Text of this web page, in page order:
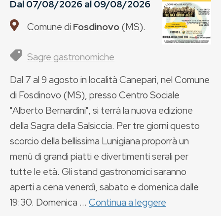
Dal07/08/2026al09/08/2026
Comune di Fosdinovo(MS).
Sagre gastronomiche
Dal 7 al 9 agosto in località Canepari, nel Comune
di Fosdinovo (MS), presso Centro Sociale
"Alberto Bernardini", si terrà la nuova edizione
della Sagra della Salsiccia. Per tre giorni questo
scorcio della bellissima Lunigiana proporrà un
menù di grandi piatti e divertimenti serali per
tutte le età. Gli stand gastronomici saranno
aperti a cena venerdì, sabato e domenica dalle
19:30. Domenica ... Continua a leggere